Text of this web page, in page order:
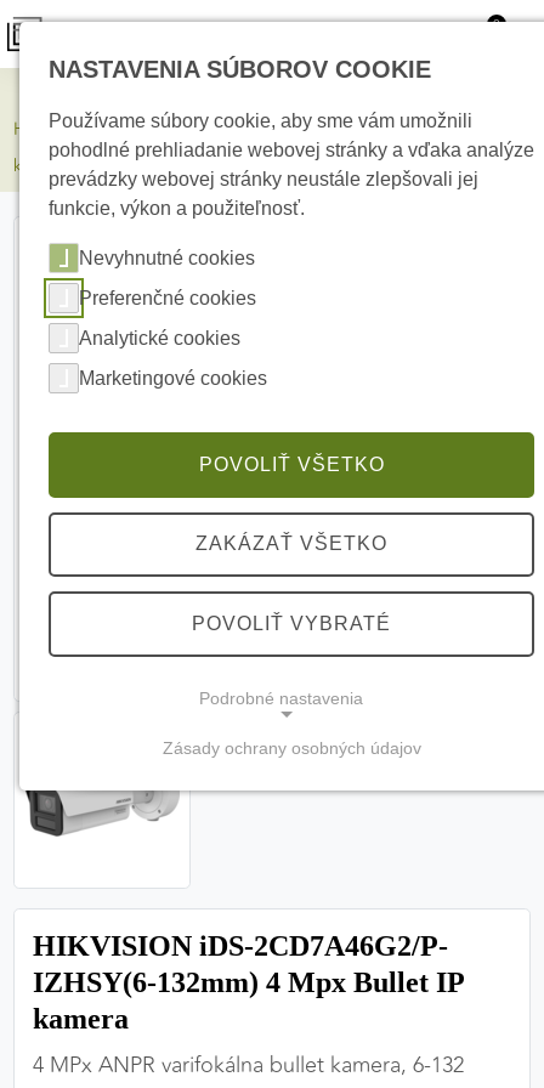
0
HIKVISION iDS-2CD7A46G2/P-IZHSY(6-132mm) 4 Mpx Bullet IP
kamera
HIKVISION iDS-2CD7A46G2/P-
IZHSY(6-132mm) 4 Mpx Bullet IP
kamera
4 MPx ANPR varifokálna bullet kamera, 6-132
NASTAVENIA SÚBOROV COOKIE
Používame súbory cookie, aby sme vám umožnili
pohodlné prehliadanie webovej stránky a vďaka analýze
prevádzky webovej stránky neustále zlepšovali jej
funkcie, výkon a použiteľnosť.
Nevyhnutné cookies
Preferenčné cookies
Analytické cookies
Marketingové cookies
POVOLIŤ VŠETKO
ZAKÁZAŤ VŠETKO
POVOLIŤ VYBRATÉ
Podrobné nastavenia
(vždy aktívne, nemožno vypnúť)
webovej stránky a bez nich by nebolo možné
zabezpečiť jej plnú funkčnosť.
Nevyhnutné cookies
PREFERENČNÉ COOKIES
Zásady ochrany osobných údajov